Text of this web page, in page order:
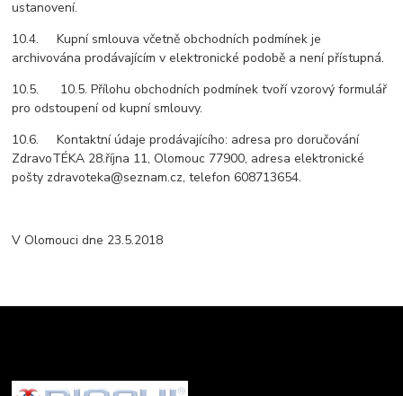
ustanovení.
10.4. Kupní smlouva včetně obchodních podmínek je
archivována prodávajícím v elektronické podobě a není přístupná.
10.5. 10.5. Přílohu obchodních podmínek tvoří vzorový formulář
pro odstoupení od kupní smlouvy.
10.6. Kontaktní údaje prodávajícího: adresa pro doručování
ZdravoTÉKA 28.října 11, Olomouc 77900, adresa elektronické
pošty zdravoteka@seznam.cz, telefon 608713654.
V Olomouci dne 23.5.2018